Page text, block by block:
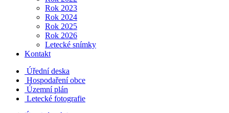
Rok 2023
Rok 2024
Rok 2025
Rok 2026
Letecké snímky
Kontakt
Úřední deska
Hospodaření obce
Územní plán
Letecké fotografie